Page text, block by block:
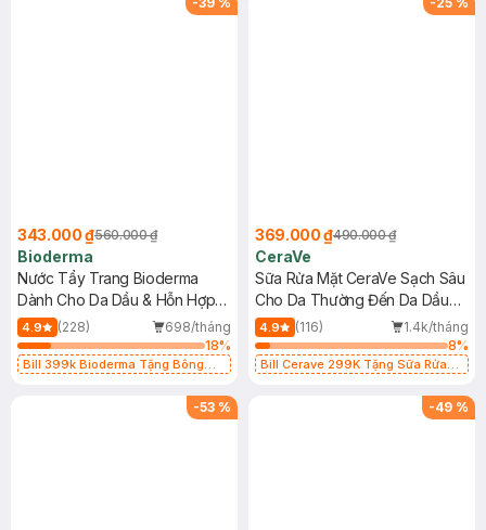
343.000 ₫560.000 ₫
Bioderma
Nước Tẩy Trang Bioderma
Dành Cho Da Dầu & Hỗn Hợp
500ml
4.9 (228)
698/tháng
18%
Bill 399k Bioderma Tặng Bông
369.000 ₫490.000 ₫
CeraVe
Sữa Rửa Mặt CeraVe Sạch Sâu
Cho Da Thường Đến Da Dầu
473ml
4.9 (116)
1.4k/tháng
8%
Bill Cerave 299K Tặng Sữa Rửa
-53 % -49 %